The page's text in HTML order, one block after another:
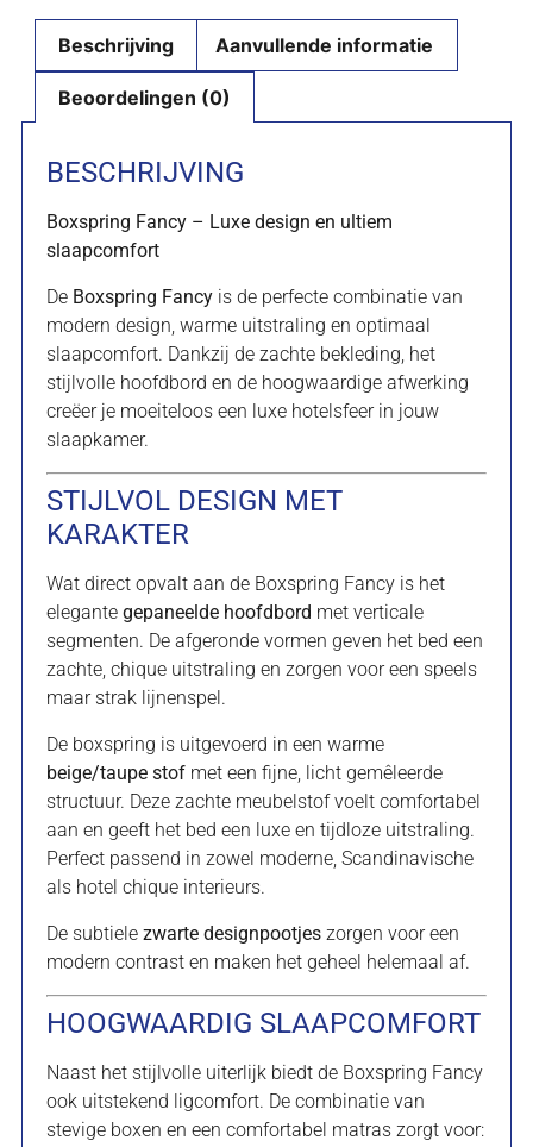
Beschrijving Aanvullende informatie
Beoordelingen (0)
BESCHRIJVING
Boxspring Fancy – Luxe design en ultiem
slaapcomfort
De Boxspring Fancyis de perfecte combinatie van
modern design, warme uitstraling en optimaal
slaapcomfort. Dankzij de zachte bekleding, het
stijlvolle hoofdbord en de hoogwaardige afwerking
creëer je moeiteloos een luxe hotelsfeer in jouw
slaapkamer.
STIJLVOL DESIGN MET
KARAKTER
Wat direct opvalt aan de Boxspring Fancy is het
elegante gepaneelde hoofdbord met verticale
segmenten. De afgeronde vormen geven het bed een
zachte, chique uitstraling en zorgen voor een speels
maar strak lijnenspel.
De boxspring is uitgevoerd in een warme
beige/taupe stofmet een fijne, licht gemêleerde
structuur. Deze zachte meubelstof voelt comfortabel
aan en geeft het bed een luxe en tijdloze uitstraling.
Perfect passend in zowel moderne, Scandinavische
als hotel chique interieurs.
De subtiele zwarte designpootjeszorgen voor een
modern contrast en maken het geheel helemaal af.
HOOGWAARDIG SLAAPCOMFORT
Naast het stijlvolle uiterlijk biedt de Boxspring Fancy
ook uitstekend ligcomfort. De combinatie van
stevige boxen en een comfortabel matras zorgt voor: